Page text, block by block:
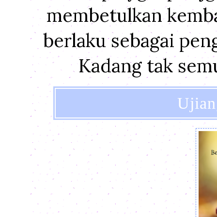
membetulkan
berlaku sebagai
Kadang tak